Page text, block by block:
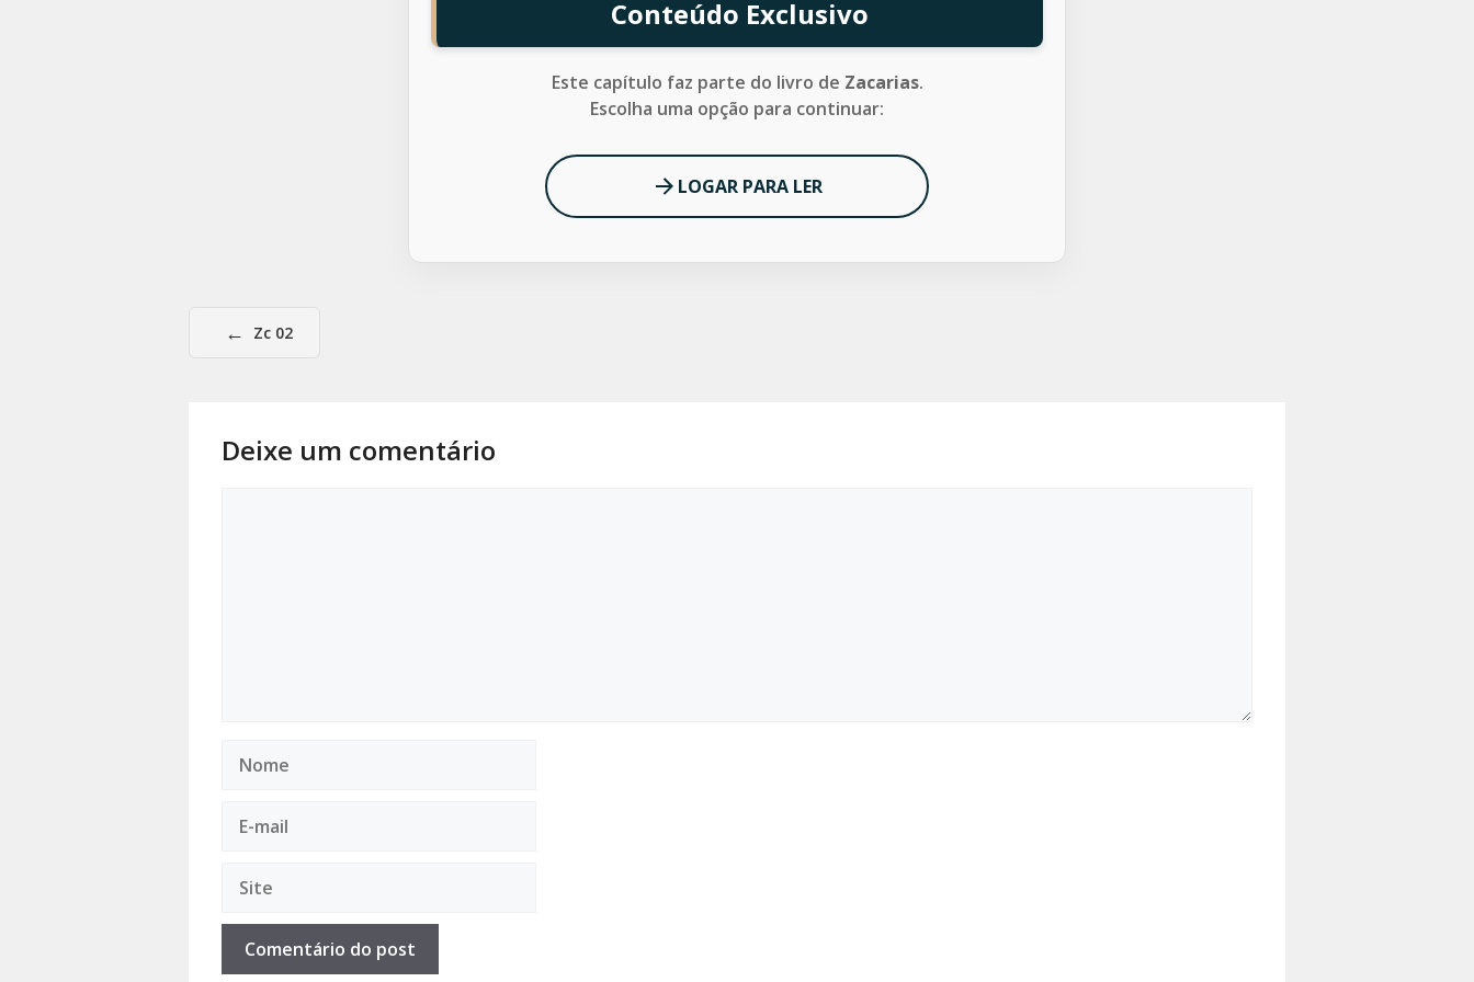
Conteúdo Exclusivo
Este capítulo faz parte do livro de Zacarias.
Escolha uma opção para continuar:
LOGAR PARA LER
← Zc 02
Deixe um comentário
mail